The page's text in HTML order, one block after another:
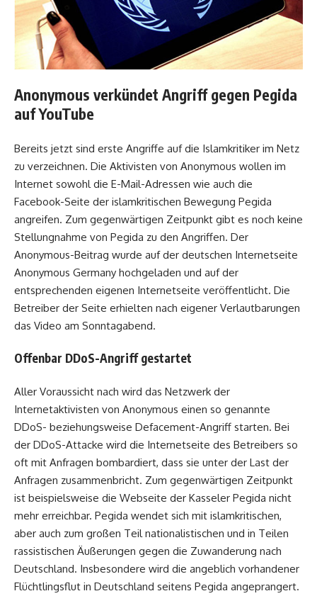
Anonymous verkündet Angriff gegen Pegida
auf YouTube
Bereits jetzt sind erste Angriffe auf die Islamkritiker im Netz
zu verzeichnen. Die Aktivisten von Anonymous wollen im
Internet sowohl die E-Mail-Adressen wie auch die
Facebook-Seite der islamkritischen Bewegung Pegida
angreifen. Zum gegenwärtigen Zeitpunkt gibt es noch keine
Stellungnahme von Pegida zu den Angriffen. Der
Anonymous-Beitrag wurde auf der deutschen Internetseite
Anonymous Germany hochgeladen und auf der
entsprechenden eigenen Internetseite veröffentlicht. Die
Betreiber der Seite erhielten nach eigener Verlautbarungen
das Video am Sonntagabend.
Offenbar DDoS-Angriff gestartet
Aller Voraussicht nach wird das Netzwerk der
Internetaktivisten von Anonymous einen so genannte
DDoS- beziehungsweise Defacement-Angriff starten. Bei
der DDoS-Attacke wird die Internetseite des Betreibers so
oft mit Anfragen bombardiert, dass sie unter der Last der
Anfragen zusammenbricht. Zum gegenwärtigen Zeitpunkt
ist beispielsweise die Webseite der Kasseler Pegida nicht
mehr erreichbar. Pegida wendet sich mit islamkritischen,
aber auch zum großen Teil nationalistischen und in Teilen
rassistischen Äußerungen gegen die Zuwanderung nach
Deutschland. Insbesondere wird die angeblich vorhandener
Flüchtlingsflut in Deutschland seitens Pegida angeprangert.